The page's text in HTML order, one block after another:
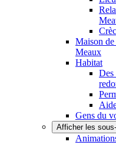
Maison
Meaux
Habitat
Des
Gens du
Afficher les